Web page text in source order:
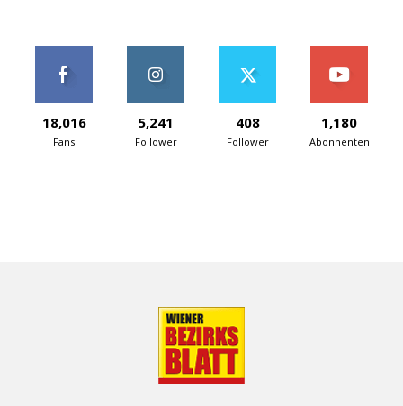
18,016
Fans
5,241
Follower
408
Follower
1,180
Abonnenten